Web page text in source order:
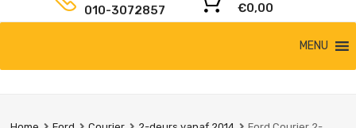
010-3072857 €0,00
de
MENU